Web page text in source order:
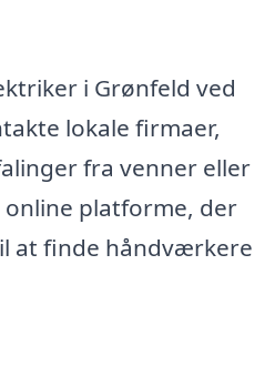
i Grønfeld ved
lokale firmaer,
fra venner eller
platforme, der
at finde håndværkere